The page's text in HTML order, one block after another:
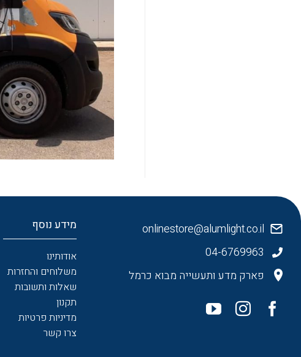
onlinestore@alumlight.co.il
04-6769963
פארק מדע ותעשייה מבוא כרמל
מידע נוסף
אודותינו
משלוחים והחזרות
שאלות ותשובות
תקנון
מדיניות פרטיות
צרו קשר